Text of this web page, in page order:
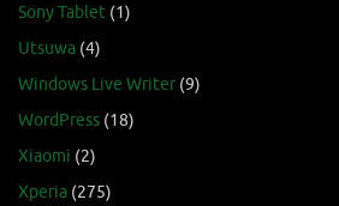
Sony Tablet (1)
Utsuwa (4)
Windows Live Writer (9)
WordPress (18)
Xiaomi (2)
Xperia (275)